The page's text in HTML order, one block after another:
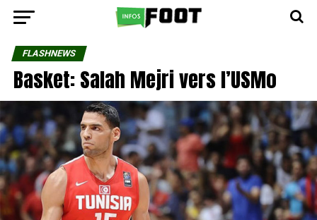
FLASHNEWS
Basket: Salah Mejri vers l’USMo